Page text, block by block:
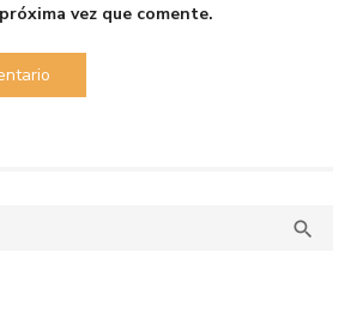
vez que comente.
